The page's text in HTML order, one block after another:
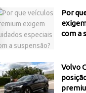
Por
com a
Volvo